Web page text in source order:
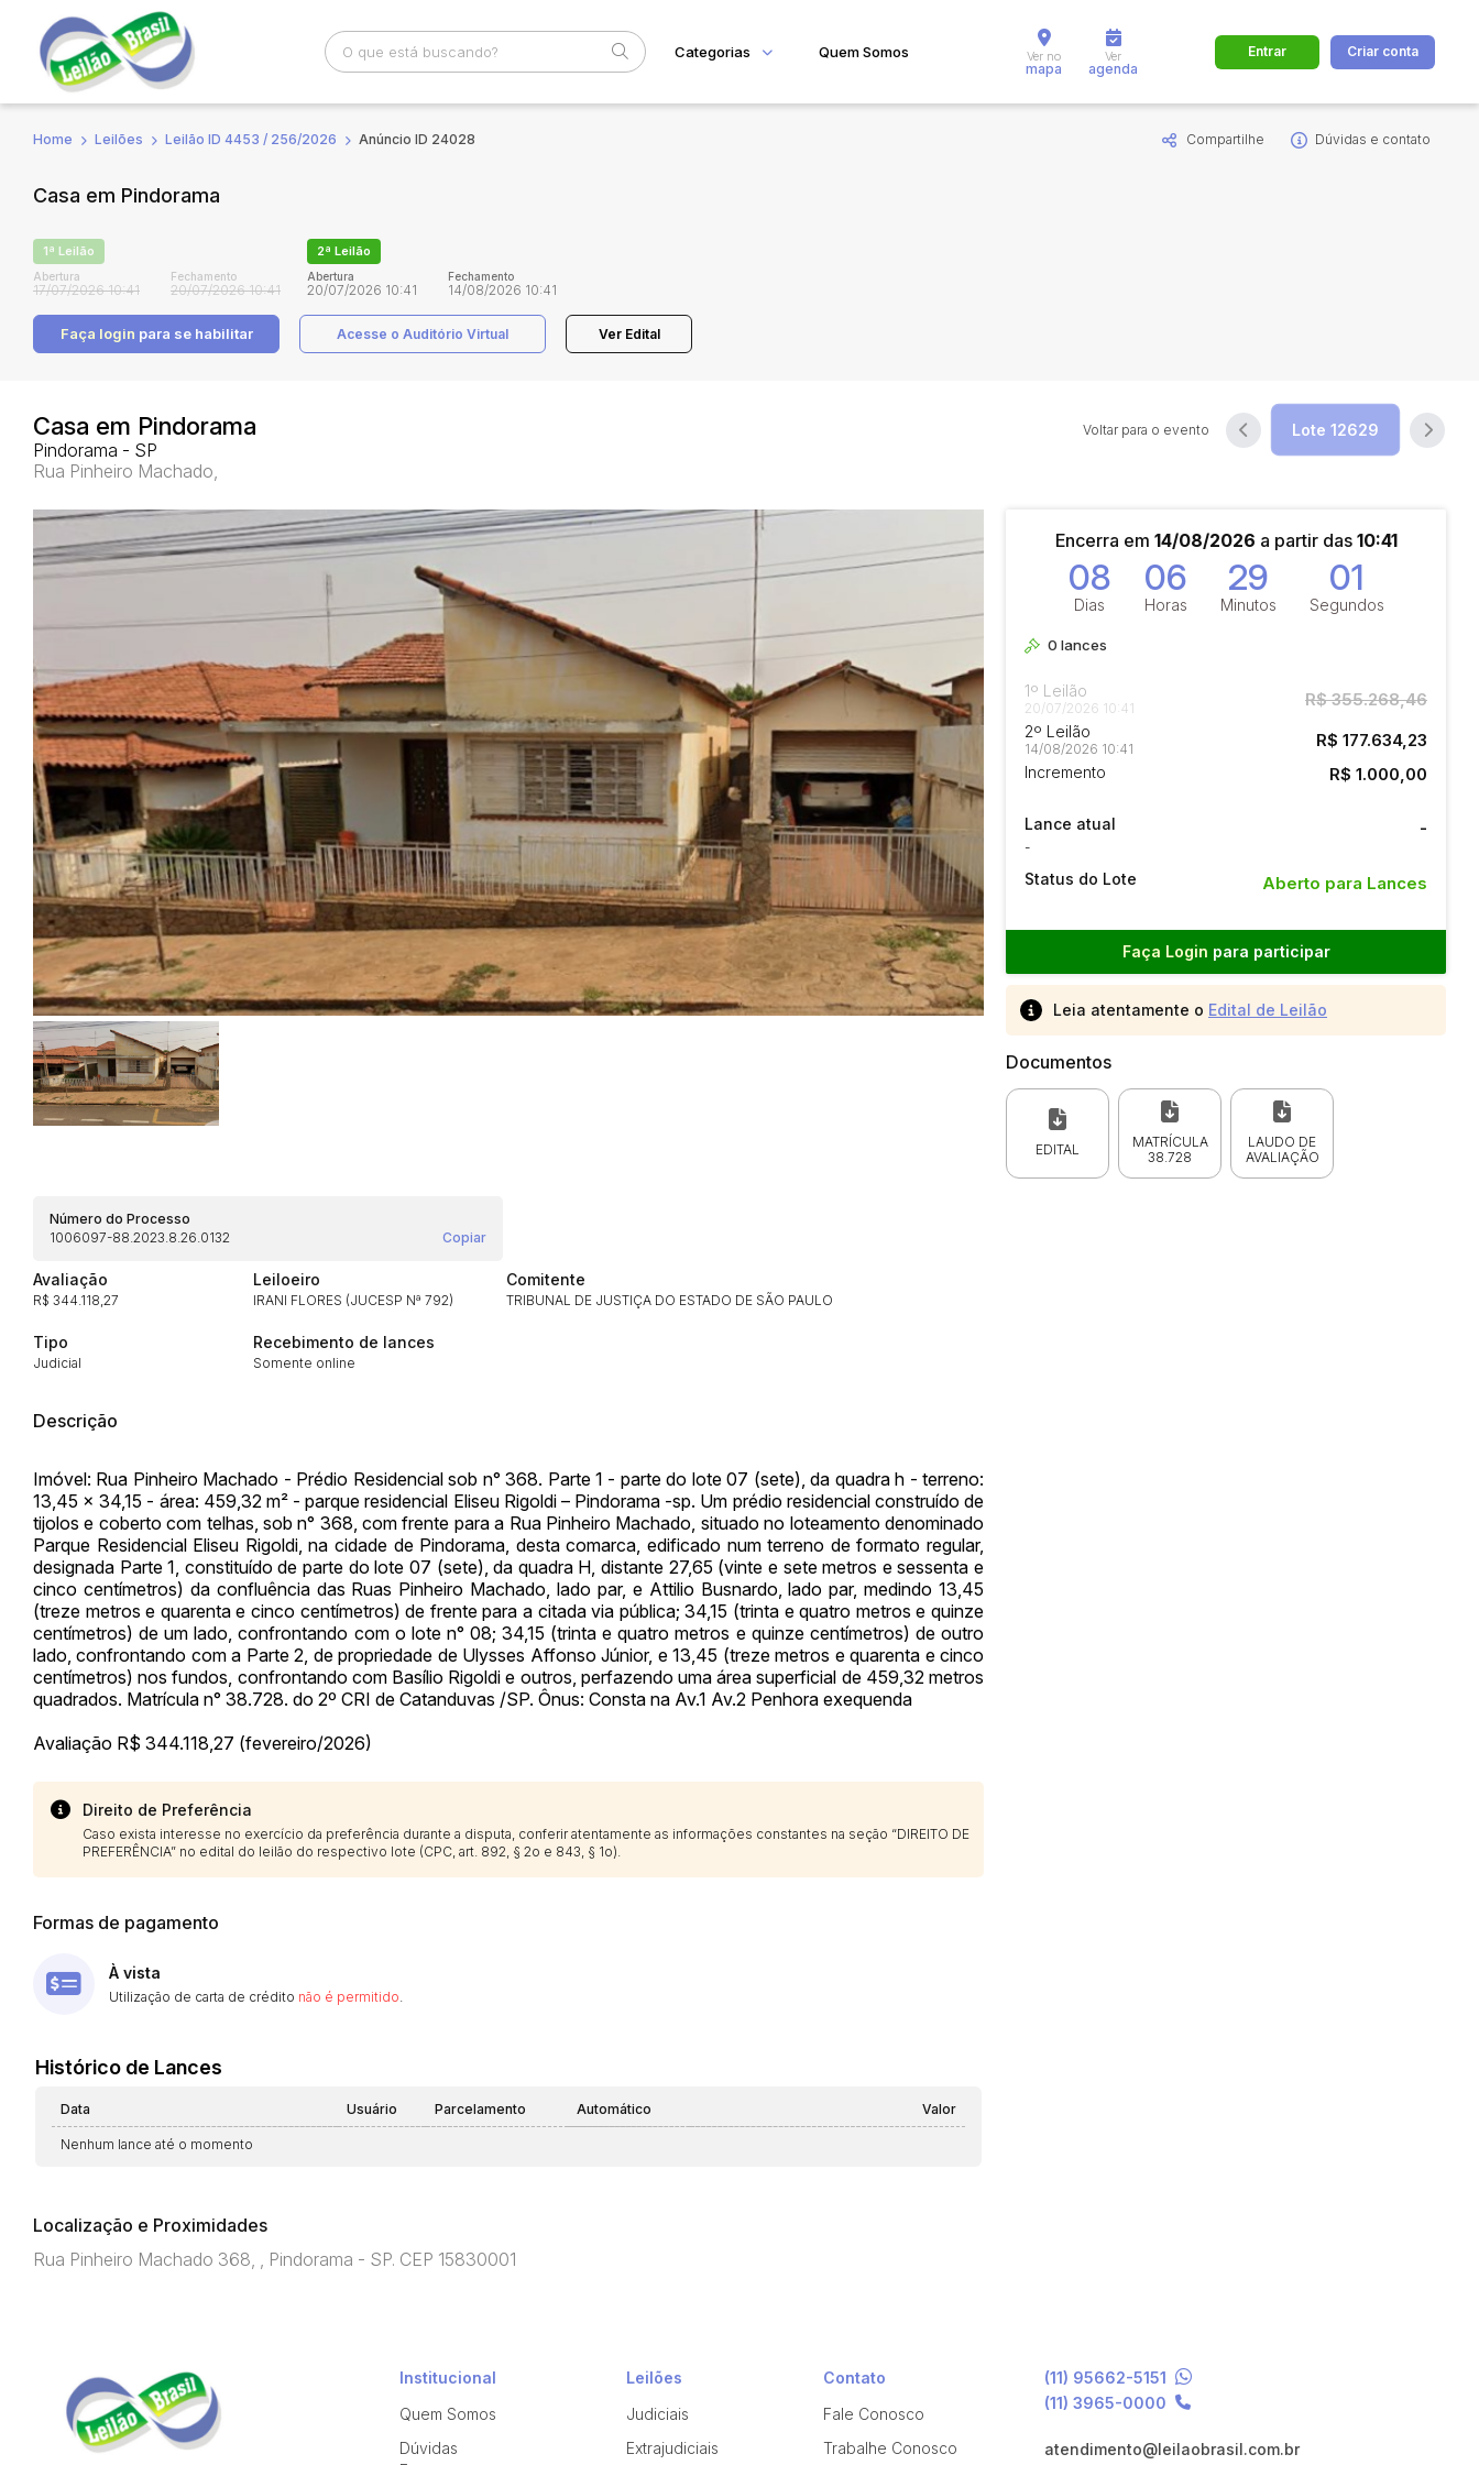
Busca por palavra-chave Categoria Cidade
Categorias Quem Somos Ver no
mapa
Ver
agenda
Entrar Criar conta
Home Leilões Leilão ID 4453 / 256/2026 Anúncio ID 24028 Compartilhe Dúvidas e contato
Casa em Pindorama
1ª Leilão
Abertura
17/07/2026 10:41
Fechamento
20/07/2026 10:41
2ª Leilão
Abertura
20/07/2026 10:41
Fechamento
14/08/2026 10:41
Faça login para se habilitar Acesse o Auditório Virtual Ver Edital
Casa em Pindorama
Pindorama - SP
Rua Pinheiro Machado,
Voltar para o evento
Encerra em 14/08/2026 a partir das 10:41
08
Dias
06
Horas
29
Minutos
00
Segundos
0 lances
1º Leilão
20/07/2026 10:41 R$ 355.268,46
2º Leilão
14/08/2026 10:41 R$ 177.634,23
Incremento R$ 1.000,00
Lance atual
-
-
Status do Lote Aberto para Lances
Faça Login para participar
Leia atentamente o Edital de Leilão
Documentos
EDITAL
MATRÍCULA
38.728
LAUDO DE
AVALIAÇÃO
Número do Processo
1006097-88.2023.8.26.0132
Copiar
Avaliação
R$ 344.118,27
Leiloeiro
IRANI FLORES (JUCESP Nª 792)
Comitente
TRIBUNAL DE JUSTIÇA DO ESTADO DE SÃO PAULO
Tipo
Judicial
Recebimento de lances
Somente online
Descrição
Imóvel: Rua Pinheiro Machado - Prédio Residencial sob n° 368. Parte 1 - parte do lote 07 (sete), da quadra h - terreno:
13,45 x 34,15 - área: 459,32 m² - parque residencial Eliseu Rigoldi – Pindorama -sp. Um prédio residencial construído de
tijolos e coberto com telhas, sob n° 368, com frente para a Rua Pinheiro Machado, situado no loteamento denominado
Parque Residencial Eliseu Rigoldi, na cidade de Pindorama, desta comarca, edificado num terreno de formato regular,
designada Parte 1, constituído de parte do lote 07 (sete), da quadra H, distante 27,65 (vinte e sete metros e sessenta e
cinco centímetros) da confluência das Ruas Pinheiro Machado, lado par, e Attilio Busnardo, lado par, medindo 13,45
(treze metros e quarenta e cinco centímetros) de frente para a citada via pública; 34,15 (trinta e quatro metros e quinze
centímetros) de um lado, confrontando com o lote n° 08; 34,15 (trinta e quatro metros e quinze centímetros) de outro
lado, confrontando com a Parte 2, de propriedade de Ulysses Affonso Júnior, e 13,45 (treze metros e quarenta e cinco
centímetros) nos fundos, confrontando com Basílio Rigoldi e outros, perfazendo uma área superficial de 459,32 metros
quadrados. Matrícula n° 38.728. do 2º CRI de Catanduvas /SP. Ônus: Consta na Av.1 Av.2 Penhora exequenda
Avaliação R$ 344.118,27 (fevereiro/2026)
Direito de Preferência
Caso exista interesse no exercício da preferência durante a disputa, conferir atentamente as informações constantes na seção “DIREITO DE
PREFERÊNCIA” no edital do leilão do respectivo lote (CPC, art. 892, § 2o e 843, § 1o).
Formas de pagamento
À vista
Utilização de carta de crédito não é permitido.
Histórico de Lances
Data Usuário Parcelamento Automático Valor
Nenhum lance até o momento
Localização e Proximidades
Rua Pinheiro Machado 368, , Pindorama - SP. CEP 15830001
Envie sua Proposta
14/04/2025 18:43:11 TIAGOFELIPE
Institucional
Quem Somos
Dúvidas
Leilões
Judiciais
Extrajudiciais
Contato
Fale Conosco
Trabalhe Conosco
(11) 95662-5151
(11) 3965-0000
atendimento@leilaobrasil.com.br